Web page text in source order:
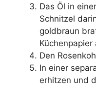
Das Öl in
Schnitzel
goldbraun
Den
In einer
erhitzen und